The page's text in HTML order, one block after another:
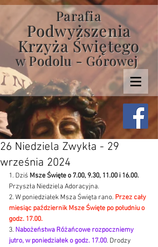
Parafia
Podwyższenia
Krzyża Świętego
w Podolu - Górowej
26 Niedziela Zwykła - 29
września 2024
1. Dziś Msze Święte o 7.00, 9.30, 11.00 i 16.00.
Przyszła Niedziela Adoracyjna.
2. W poniedziałek Msza Święta rano. Przez cały
miesiąc październik Msze Święte po południu o
godz. 17.00.
3. Nabożeństwa Różańcowe rozpoczniemy
jutro, w poniedziałek o godz. 17.00. Drodzy